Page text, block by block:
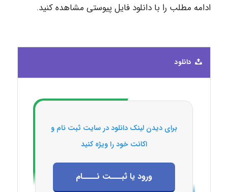
ادامه مطلب را با دانلود فایل پیوستی مشاهده کنید.
دانلود
برای دیدن لینک دانلود در سایت ثبت نام و
اکانت خود را ویژه کنید
ورود یا ثبـــت نــــام